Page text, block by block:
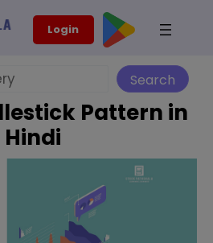
Login
Search
Pattern in
Hindi
modal-check